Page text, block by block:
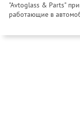
"Avtoglass & Parts"
работающие в